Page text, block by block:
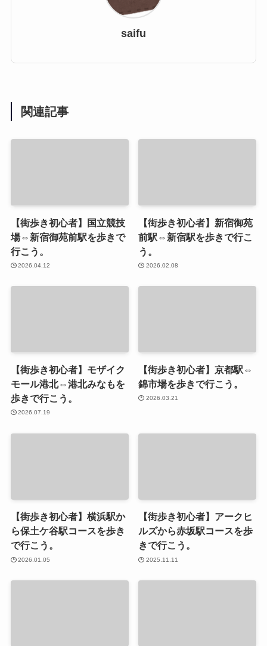
saifu
関連記事
【街歩き初心者】国立競技
場⇔新宿御苑前駅を歩きで
行こう。
2026.04.12
【街歩き初心者】新宿御苑
前駅⇔新宿駅を歩きで行こ
う。
2026.02.08
【街歩き初心者】モザイク
モール港北⇔港北みなもを
歩きで行こう。
2026.07.19
【街歩き初心者】京都駅⇔
錦市場を歩きで行こう。
2026.03.21
【街歩き初心者】横浜駅か
ら保土ケ谷駅コースを歩き
で行こう。
2026.01.05
【街歩き初心者】アークヒ
ルズから赤坂駅コースを歩
きで行こう。
2025.11.11